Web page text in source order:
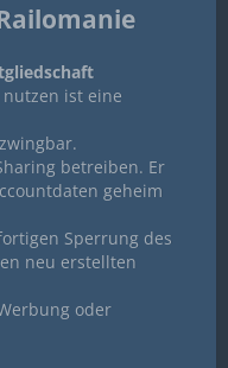
ist eine
betreiben. Er
geheim
Sperrung des
neu erstellten
oder